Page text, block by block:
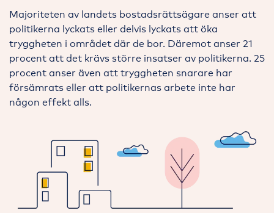
Majoriteten av landets bostadsrättsägare anser att
politikerna lyckats eller delvis lyckats att öka
tryggheten i området där de bor. Däremot anser 21
procent att det krävs större insatser av politikerna. 25
procent anser även att tryggheten snarare har
försämrats eller att politikernas arbete inte har
någon effekt alls.